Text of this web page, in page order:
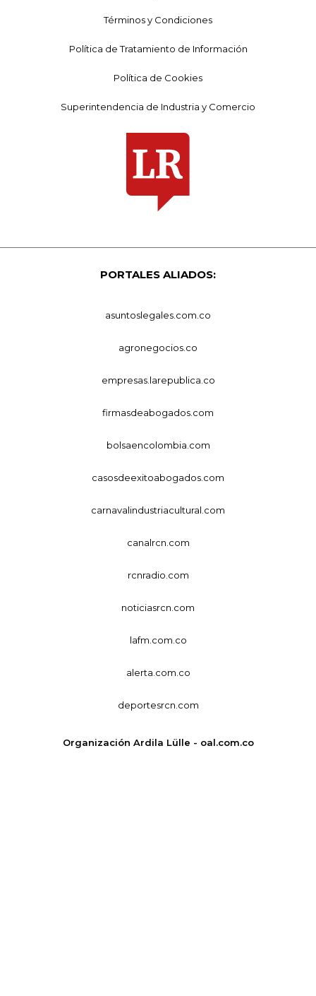
Términos y Condiciones
Política de Tratamiento de Información
Política de Cookies
Superintendencia de Industria y Comercio
PORTALES ALIADOS:
asuntoslegales.com.co
agronegocios.co
empresas.larepublica.co
firmasdeabogados.com
bolsaencolombia.com
casosdeexitoabogados.com
carnavalindustriacultural.com
canalrcn.com
rcnradio.com
noticiasrcn.com
lafm.com.co
alerta.com.co
deportesrcn.com
Organización Ardila Lülle - oal.com.co